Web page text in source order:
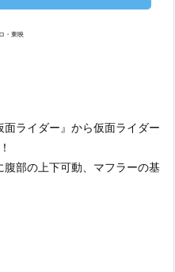
・東映
ライダー』から仮面ライダー
部の上下可動、マフラーの基